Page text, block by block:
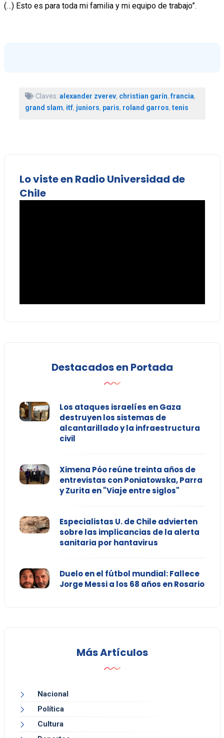
(…) Esto es para toda mi familia y mi equipo de trabajo”.
Claves: alexander zverev, christian garín,francia,
grand slam, itf, juniors, paris, roland garros, tenis
Lo viste en Radio Universidad de
Chile
Destacados en Portada
Los ataques israelíes en Gaza
destruyen los sistemas de
alcantarillado y la infraestructura
civil
Ximena Póo reúne treinta años de
entrevistas con Poniatowska, Parra
y Zurita en "Viaje entre siglos"
Especialistas U. de Chile advierten
sobre las implicancias de la alerta
sanitaria por hantavirus
Duelo en el fútbol mundial: Fallece
Jorge Messi a los 68 años en Rosario
Más Artículos
Nacional
Política
Cultura